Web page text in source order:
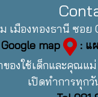
เมืองทองธานี ซอย
Google map
: แ
ของใช้เด็กและคุณแ
เปิดทำการทุก